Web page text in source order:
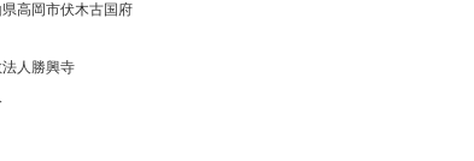
高岡市伏木古国府
人勝興寺